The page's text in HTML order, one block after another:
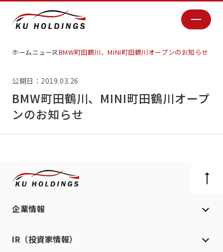
ホームニュースBMW町田鶴川、MINI町田鶴川オープンのお知らせ
公開日：2019.03.26
BMW町田鶴川、MINI町田鶴川オープ
ンのお知らせ
企業情報
IR（投資家情報）